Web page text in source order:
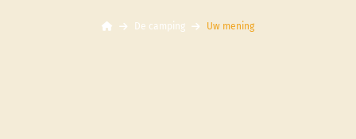
De camping Uw mening